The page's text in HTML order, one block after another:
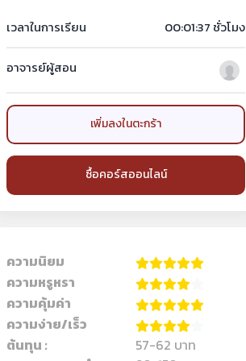
เวลาในการเรียน 00:01:37 ชั่วโมง
อาจารย์ผู้สอน
เพิ่มลงในตะกร้า
ซื้อคอร์สออนไลน์
ความนิยม
ความหรูหรา
ความคุ้มค่า
ความง่าย/เร็ว
ต้นทุน :
57-62 บาท